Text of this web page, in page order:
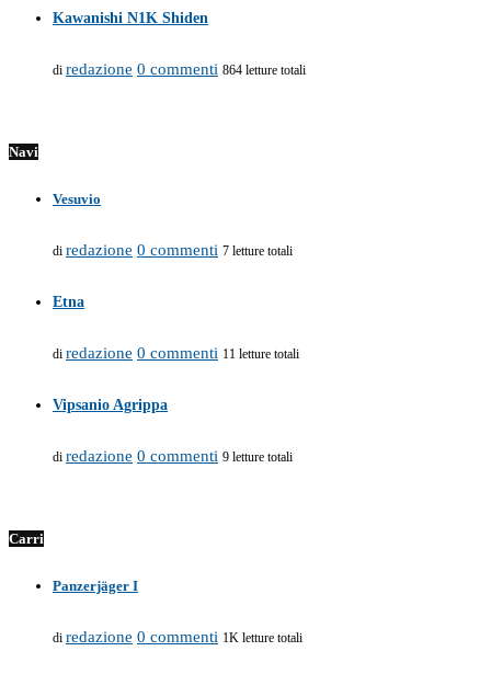
Kawanishi N1K Shiden
di redazione 0 commenti 864 letture totali
Navi
Vesuvio
di redazione 0 commenti 7 letture totali
Etna
di redazione 0 commenti 11 letture totali
Vipsanio Agrippa
di redazione 0 commenti 9 letture totali
Carri
Panzerjäger I
di redazione 0 commenti 1K letture totali